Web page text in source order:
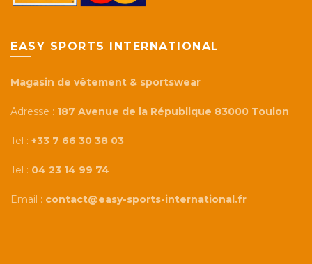
EASY SPORTS INTERNATIONAL
Magasin de vêtement & sportswear
Adresse : 187 Avenue de la République 83000 Toulon
Tel : +33 7 66 30 38 03
Tel : 04 23 14 99 74
Email : contact@easy-sports-international.fr